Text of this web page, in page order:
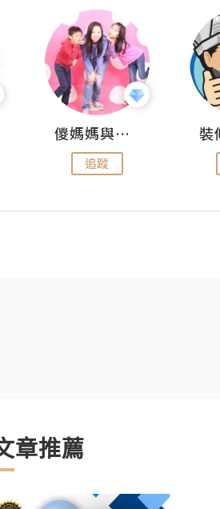
儍媽媽與兩隻小魔怪之家
追蹤
章推薦